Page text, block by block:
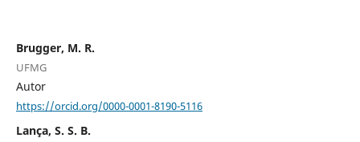
Brugger, M. R.
UFMG
Autor
https://orcid.org/0000-0001-8190-5116
Lança, S. S. B.